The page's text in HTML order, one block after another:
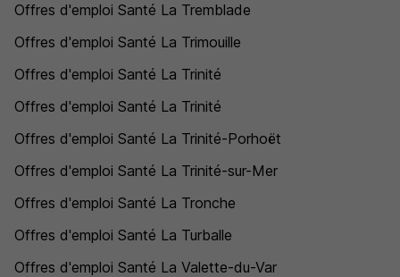
Offres d'emploi Santé La Tremblade
Offres d'emploi Santé La Trimouille
Offres d'emploi Santé La Trinité
Offres d'emploi Santé La Trinité
Offres d'emploi Santé La Trinité-Porhoët
Offres d'emploi Santé La Trinité-sur-Mer
Offres d'emploi Santé La Tronche
Offres d'emploi Santé La Turballe
Offres d'emploi Santé La Valette-du-Var